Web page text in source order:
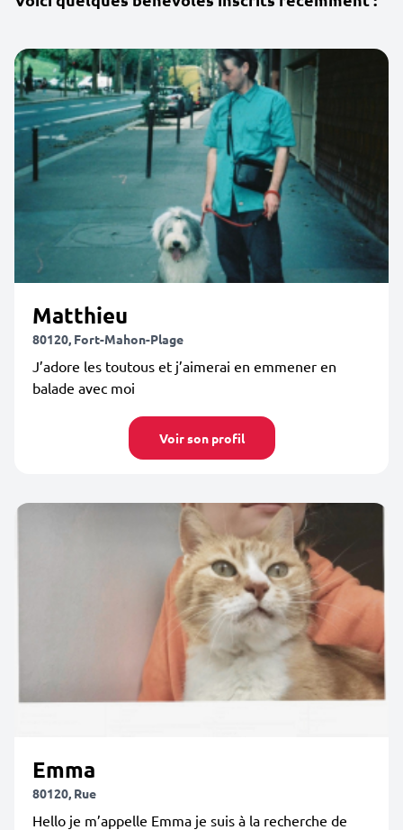
Matthieu
80120, Fort-Mahon-Plage
J’adore les toutous et j’aimerai en emmener en
balade avec moi
Voir son profil
Emma
80120, Rue
Hello je m’appelle Emma je suis à la recherche de